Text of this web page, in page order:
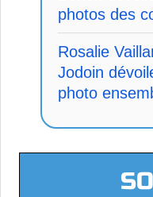
photos des
Rosalie
Jodoin
photo